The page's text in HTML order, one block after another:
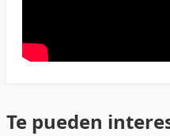
Te pueden